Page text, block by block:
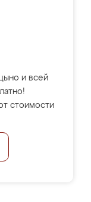
и всей
стоимости